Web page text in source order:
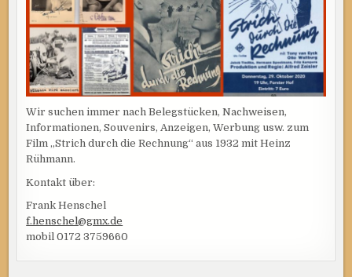
Wir suchen immer nach Belegstücken, Nachweisen,
Informationen, Souvenirs, Anzeigen, Werbung usw. zum
Film „Strich durch die Rechnung“ aus 1932 mit Heinz
Rühmann.
Kontakt über:
Frank Henschel
f.henschel@gmx.de
mobil 0172 3759660